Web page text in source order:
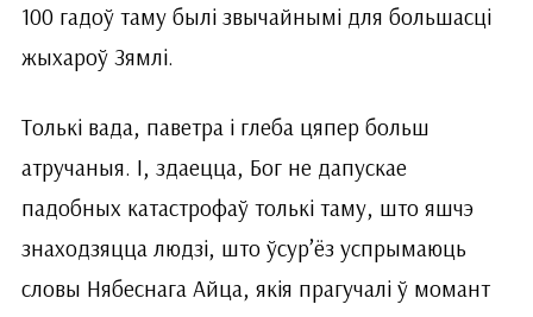
100 гадоў таму былі звычайнымі для большасці
жыхароў Зямлі.
Толькі вада, паветра і глеба цяпер больш
атручаныя. І, здаецца, Бог не дапускае
падобных катастрофаў толькі таму, што яшчэ
знаходзяцца людзі, што ўсур’ёз успрымаюць
словы Нябеснага Айца, якія прагучалі ў момант